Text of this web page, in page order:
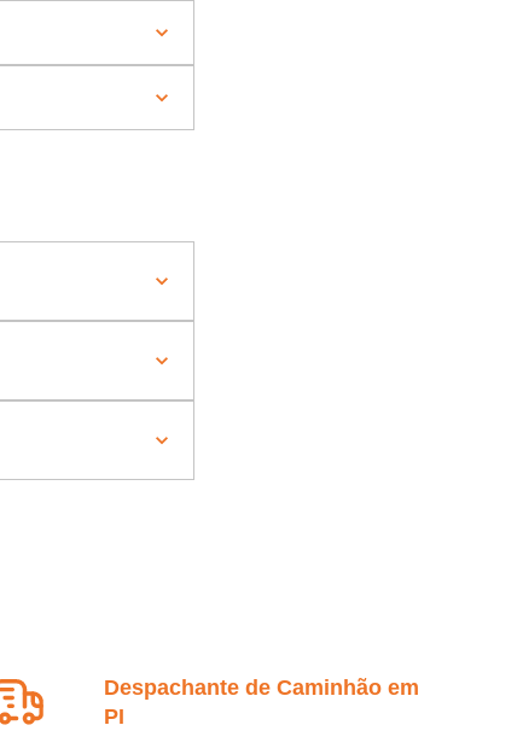
Despachante de Caminhão em
PI